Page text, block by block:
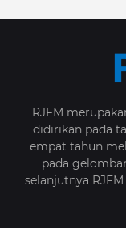
RJFM
didirikan pada
empat tahun
pada
selanjutnya